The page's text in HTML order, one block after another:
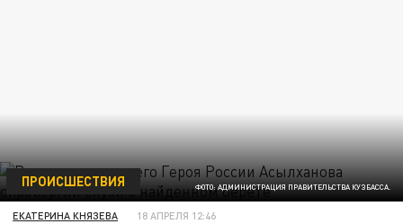
ФОТО: АДМИНИСТРАЦИЯ ПРАВИТЕЛЬСТВА КУЗБАССА.
ПРОИСШЕСТВИЯ
ЕКАТЕРИНА КНЯЗЕВА 18 АПРЕЛЯ 12:46